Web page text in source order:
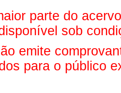
parte do
sob
emite
para o público